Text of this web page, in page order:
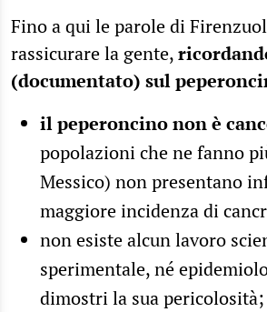
Fino a qui le parole di
rassicurare la gente,
(documentato) sul
il peperoncino non è
popolazioni che ne fanno
Messico) non presentano
maggiore incidenza di
non esiste alcun lavoro
sperimentale, né
dimostri la sua pericolosità;